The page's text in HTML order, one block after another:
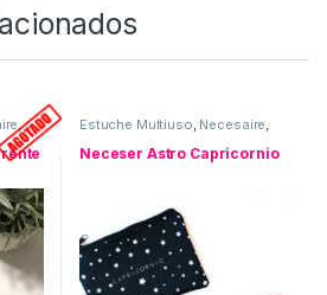
, Estuche Multiuso, Necesaire,
Uso personal
Neceser Astro Capricornio